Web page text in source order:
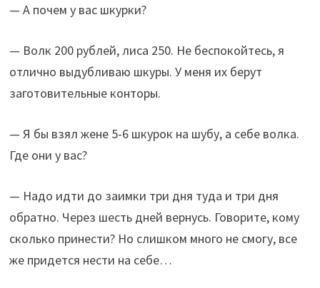
— А почем у вас шкурки?
— Волк 200 рублей, лиса 250. Не беспокойтесь, я
отлично выдубливаю шкуры. У меня их берут
заготовительные конторы.
— Я бы взял жене 5-6 шкурок на шубу, а себе волка.
Где они у вас?
— Надо идти до заимки три дня туда и три дня
обратно. Через шесть дней вернусь. Говорите, кому
сколько принести? Но слишком много не смогу, все
же придется нести на себе…